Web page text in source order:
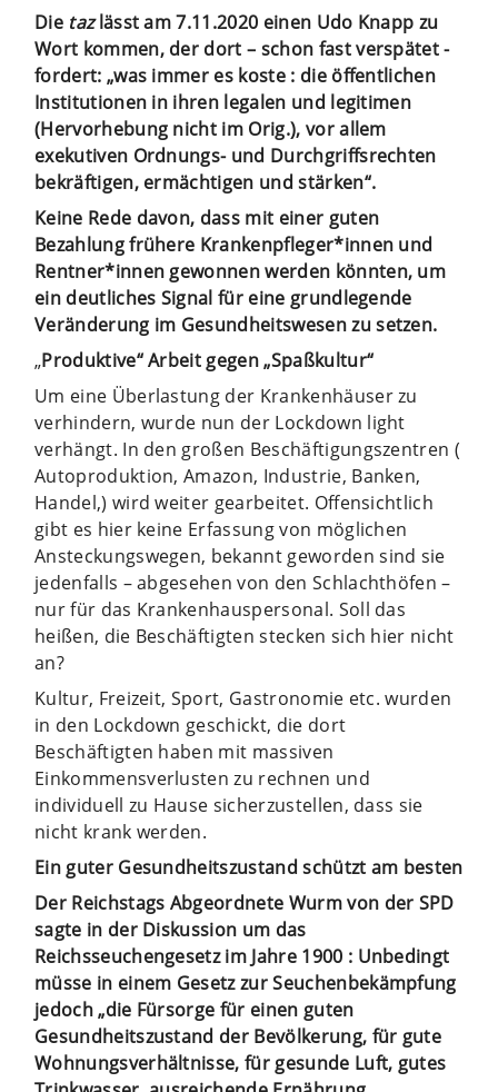
Die tazlässt am 7.11.2020 einen Udo Knapp zu
Wort kommen, der dort – schon fast verspätet -
fordert: „was immer es koste : die öffentlichen
Institutionen in ihren legalen und legitimen
(Hervorhebung nicht im Orig.), vor allem
exekutiven Ordnungs- und Durchgriffsrechten
bekräftigen, ermächtigen und stärken“.
Keine Rede davon, dass mit einer guten
Bezahlung frühere Krankenpfleger*innen und
Rentner*innen gewonnen werden könnten, um
ein deutliches Signal für eine grundlegende
Veränderung im Gesundheitswesen zu setzen.
„Produktive“ Arbeit gegen „Spaßkultur“
Um eine Überlastung der Krankenhäuser zu
verhindern, wurde nun der Lockdown light
verhängt. In den großen Beschäftigungszentren (
Autoproduktion, Amazon, Industrie, Banken,
Handel,) wird weiter gearbeitet. Offensichtlich
gibt es hier keine Erfassung von möglichen
Ansteckungswegen, bekannt geworden sind sie
jedenfalls – abgesehen von den Schlachthöfen –
nur für das Krankenhauspersonal. Soll das
heißen, die Beschäftigten stecken sich hier nicht
an?
Kultur, Freizeit, Sport, Gastronomie etc. wurden
in den Lockdown geschickt, die dort
Beschäftigten haben mit massiven
Einkommensverlusten zu rechnen und
individuell zu Hause sicherzustellen, dass sie
nicht krank werden.
Ein guter Gesundheitszustand schützt am besten
Der Reichstags Abgeordnete Wurm von der SPD
sagte in der Diskussion um das
Reichsseuchengesetz im Jahre 1900 : Unbedingt
müsse in einem Gesetz zur Seuchenbekämpfung
jedoch „die Fürsorge für einen guten
Gesundheitszustand der Bevölkerung, für gute
Wohnungsverhältnisse, für gesunde Luft, gutes